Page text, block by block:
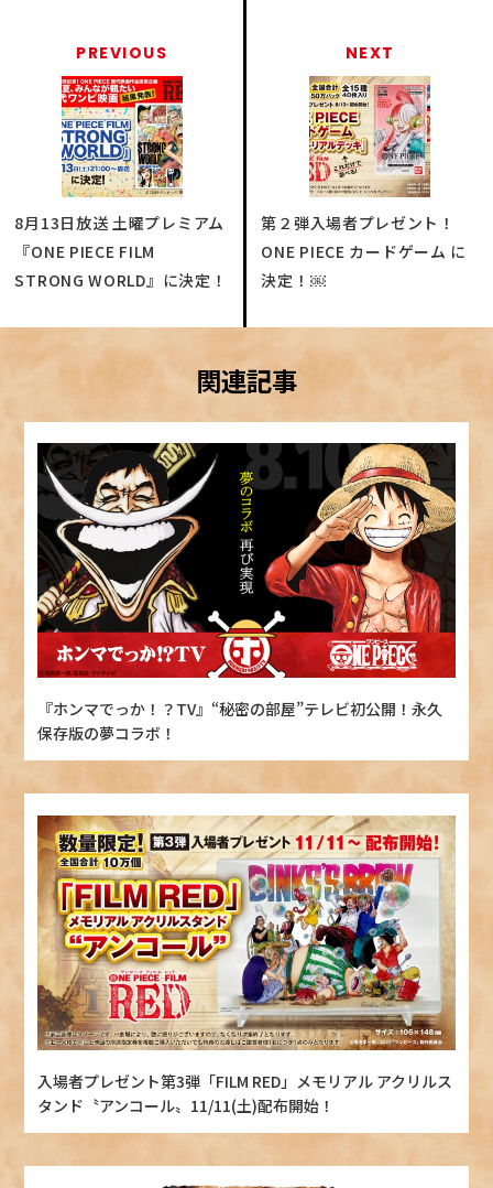
PREVIOUS
8月13日放送 土曜プレミアム
『ONE PIECE FILM
STRONG WORLD』に決定！
NEXT
第２弾入場者プレゼント！
ONE PIECE カードゲーム に
決定！￼
関連記事
『ホンマでっか！？TV』“秘密の部屋”テレビ初公開！永久
保存版の夢コラボ！
入場者プレゼント第3弾「FILM RED」メモリアル アクリルス
タンド〝アンコール〟11/11(土)配布開始！